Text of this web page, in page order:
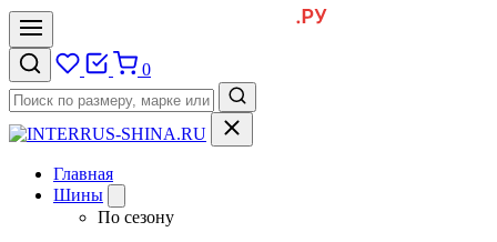
0
Главная
Шины
По сезону